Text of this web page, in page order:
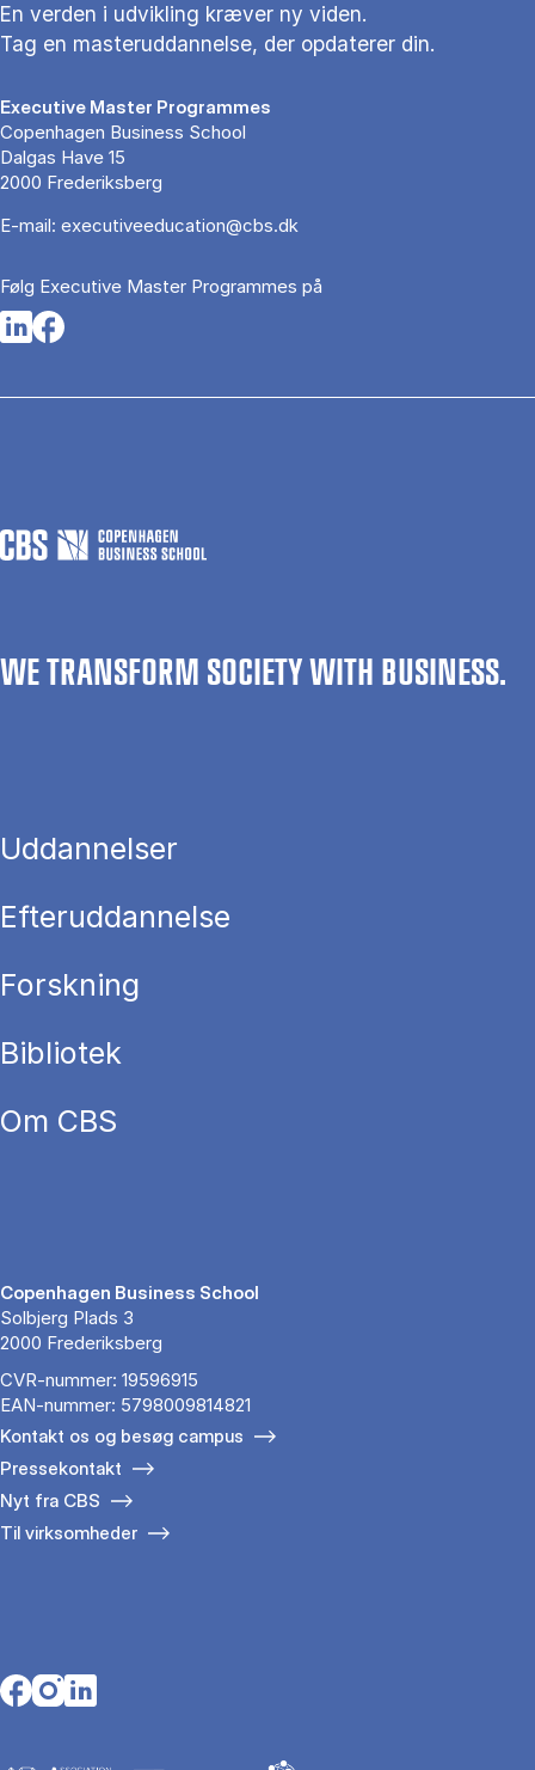
En verden i udvikling kræver ny viden.
Tag en masteruddannelse, der opdaterer din.
Executive Master Programmes
Copenhagen Business School
Dalgas Have 15
2000 Frederiksberg
E-mail: executiveeducation@cbs.dk
Følg Executive Master Programmes på
Opens in a new tab
Opens in a new tab
WE TRANSFORM SOCIETY WITH BUSINESS.
Uddannelser
Efteruddannelse
Forskning
Bibliotek
Om CBS
Copenhagen Business School
Solbjerg Plads 3
2000 Frederiksberg
CVR-nummer: 19596915
EAN-nummer: 5798009814821
Kontakt os og besøg campus
Pressekontakt
Nyt fra CBS
Til virksomheder
Opens in a new tab
Opens in a new tab
Opens in a new tab